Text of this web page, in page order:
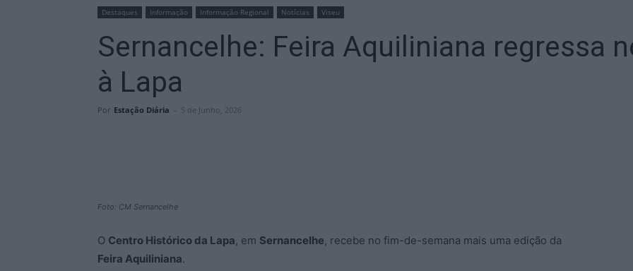
Destaques Informação Informação Regional Notícias Viseu
Sernancelhe: Feira Aquiliniana regressa
à Lapa
Por Estação Diária - 5 de Junho, 2026
Foto: CM Sernancelhe
O Centro Histórico da Lapa, em Sernancelhe, recebe no fim-de-semana mais uma edição da
Feira Aquiliniana.